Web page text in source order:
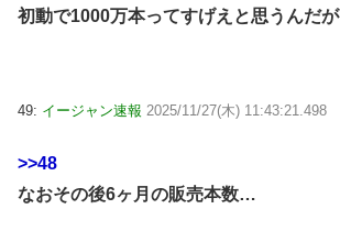
初動で1000万本ってすげえと思うんだが
49: イージャン速報 2025/11/27(木) 11:43:21.498
>>48
なおその後6ヶ月の販売本数…